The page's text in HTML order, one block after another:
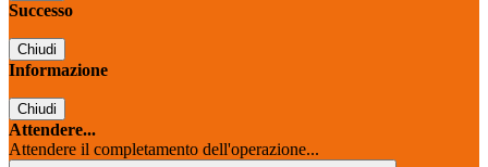
Successo
Chiudi
Informazione
Chiudi
Attendere...
Attendere il completamento dell'operazione...